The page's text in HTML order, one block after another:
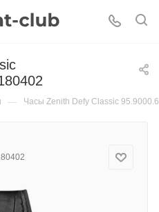
— Часы Zenith Defy Classic